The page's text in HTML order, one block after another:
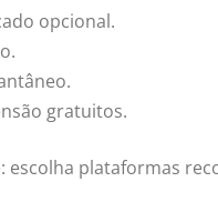
opcional.
gratuitos.
plataformas